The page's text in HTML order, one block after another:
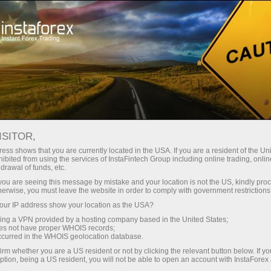
Заказать обратный
звонок
легко: заполните нижеприведенную форму с
указанием наиболее удобного времени,
когда наш менеджер может позвонить вам и
ответить на все интересующие вопросы.
Данная услуга является бесплатной.
shows that you are currently located in the USA. If you are a resident of the
from using the services of InstaFintech Group including online trading,
of funds, etc.
are seeing this message by mistake and your location is not the US, kindly
you must leave the website in order to comply with government
IP address show your location as the USA?
a VPN provided by a hosting company based in the United States;
not have proper WHOIS records;
in the WHOIS geolocation database.
whether you are a US resident or not by clicking the relevant button below. If
being a US resident, you will not be able to open an account with InstaForex